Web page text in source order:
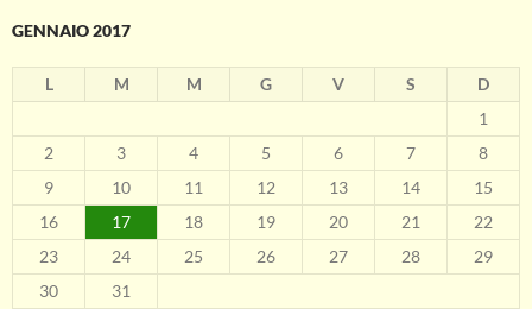
GENNAIO 2017
L M M G V S
D
1
2
3 4 5 6 7
8
9
10 11 12 13 14
15
16
17 18 19 20 21
22
23
24 25 26 27 28
29
30
31